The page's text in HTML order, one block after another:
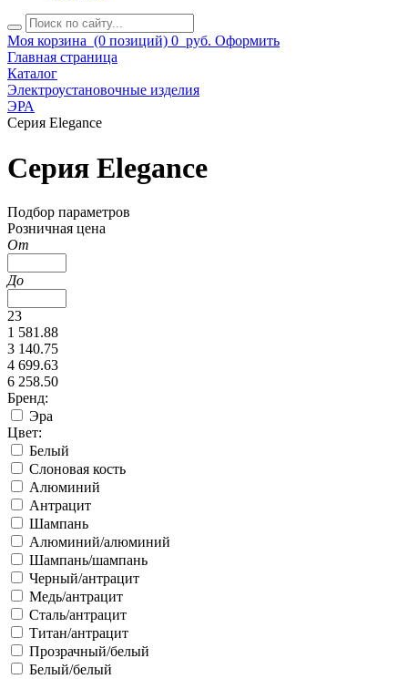
Моя корзина (0 позиций) 0 руб. Оформить
Главная страница
Каталог
Электроустановочные изделия
ЭРА
Серия Elegance
Серия Elegance
Подбор параметров
Розничная цена
От
До
23
1 581.88
3 140.75
4 699.63
6 258.50
Бренд:
Эра
Цвет:
Белый
Слоновая кость
Алюминий
Антрацит
Шампань
Алюминий/алюминий
Шампань/шампань
Черный/антрацит
Медь/антрацит
Сталь/антрацит
Титан/антрацит
Прозрачный/белый
Белый/белый